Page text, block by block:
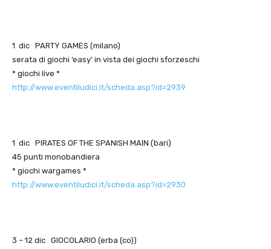
1 dic PARTY GAMES (milano)
serata di giochi ‘easy’ in vista dei giochi sforzeschi
* giochi live *
http://www.eventiludici.it/scheda.asp?id=2939
1 dic PIRATES OF THE SPANISH MAIN (bari)
45 punti monobandiera
* giochi wargames *
http://www.eventiludici.it/scheda.asp?id=2930
3 – 12 dic GIOCOLARIO (erba (co))